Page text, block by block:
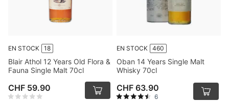
EN STOCK 18
Blair Athol 12 Years Old Flora &
Fauna Single Malt 70cl
CHF 59.90
EN STOCK 460
Oban 14 Years Single Malt
Whisky 70cl
CHF 63.90
6